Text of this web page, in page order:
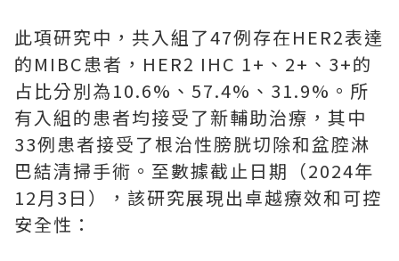
此項研究中，共入組了47例存在HER2表達
的MIBC患者，HER2 IHC 1+、2+、3+的
占比分別為10.6%、57.4%、31.9%。所
有入組的患者均接受了新輔助治療，其中
33例患者接受了根治性膀胱切除和盆腔淋
巴結清掃手術。至數據截止日期（2024年
12月3日），該研究展現出卓越療效和可控
安全性：